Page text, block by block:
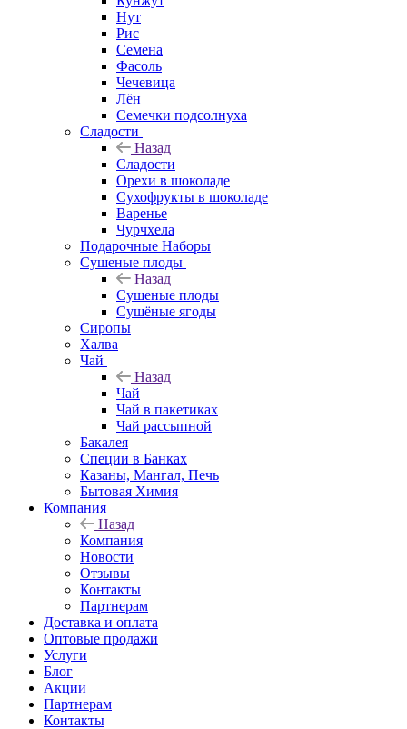
Нут
Рис
Семена
Фасоль
Чечевица
Лён
Семечки подсолнуха
Сладости
Назад
Сладости
Орехи в шоколаде
Сухофрукты в шоколаде
Варенье
Чурчхела
Подарочные Наборы
Cушеные плоды
Назад
Cушеные плоды
Сушёные ягоды
Сиропы
Халва
Чай
Назад
Чай
Чай в пакетиках
Чай рассыпной
Бакалея
Специи в Банках
Казаны, Мангал, Печь
Бытовая Химия
Компания
Назад
Компания
Новости
Отзывы
Контакты
Партнерам
Доставка и оплата
Оптовые продажи
Услуги
Блог
Акции
Партнерам
Контакты